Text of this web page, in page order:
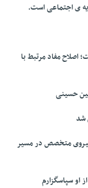
ی اجتماعی است.
اصلاح مفاد مرتبط با
حسینی
شد
نیروی متخصص در مسیر
او سپاسگزارم